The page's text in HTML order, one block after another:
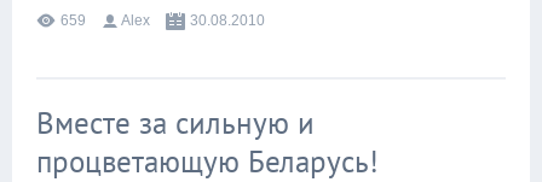
659 Alex 30.08.2010
Вместе за сильную и
процветающую Беларусь!